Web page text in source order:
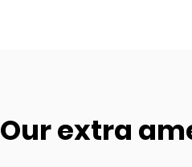
Our extra